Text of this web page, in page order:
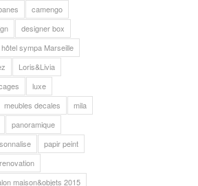
camengo
designer box
hôtel sympa Marseille
Loris&Livia
luxe
meubles decales
mila
panoramique
papir peint
renovation
maison&objets 2015